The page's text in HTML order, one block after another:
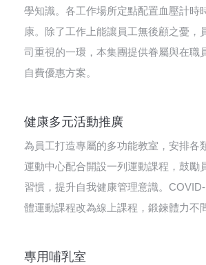
學知識。各工作場所定點配置血壓計時
康。除了工作上能讓員工無後顧之憂，
司重視的一環，本集團提供眷屬與在職
自費優惠方案。
健康多元活動推廣
為員工打造專屬的多功能教室，安排各
運動中心配合開設一列運動課程，鼓勵
習慣，提升自我健康管理意識。
體運動課程改為線上課程，鍛鍊體力不
專用哺乳室